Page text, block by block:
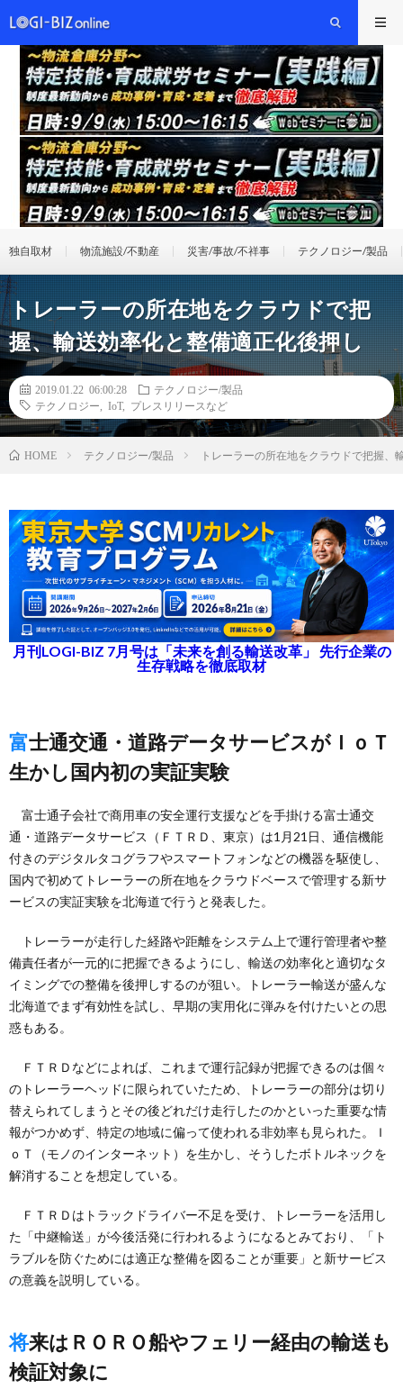
独自取材 物流施設/不動産 災害/事故/不祥事 テクノロジー/製品
トレーラーの所在地をクラウドで把
握、輸送効率化と整備適正化後押し
2019.01.22 06:00:28
テクノロジー/製品
テクノロジー
IoT, プレスリリースなど
HOME テクノロジー/製品 トレーラーの所在地をクラウドで把握、
月刊LOGI-BIZ 7月号は「未来を創る輸送改革」 先行企業の
生存戦略を徹底取材
富士通交通・道路データサービスがＩｏＴ
生かし国内初の実証実験
富士通子会社で商用車の安全運行支援などを手掛ける富士通交
通・道路データサービス（ＦＴＲＤ、東京）は1月21日、通信機能
付きのデジタルタコグラフやスマートフォンなどの機器を駆使し、
国内で初めてトレーラーの所在地をクラウドベースで管理する新サ
ービスの実証実験を北海道で行うと発表した。
トレーラーが走行した経路や距離をシステム上で運行管理者や整
備責任者が一元的に把握できるようにし、輸送の効率化と適切なタ
イミングでの整備を後押しするのが狙い。トレーラー輸送が盛んな
北海道でまず有効性を試し、早期の実用化に弾みを付けたいとの思
惑もある。
ＦＴＲＤなどによれば、これまで運行記録が把握できるのは個々
のトレーラーヘッドに限られていたため、トレーラーの部分は切り
替えられてしまうとその後どれだけ走行したのかといった重要な情
報がつかめず、特定の地域に偏って使われる非効率も見られた。Ｉ
ｏＴ（モノのインターネット）を生かし、そうしたボトルネックを
解消することを想定している。
ＦＴＲＤはトラックドライバー不足を受け、トレーラーを活用し
た「中継輸送」が今後活発に行われるようになるとみており、「ト
ラブルを防ぐためには適正な整備を図ることが重要」と新サービス
の意義を説明している。
将来はＲＯＲＯ船やフェリー経由の輸送も
検証対象に